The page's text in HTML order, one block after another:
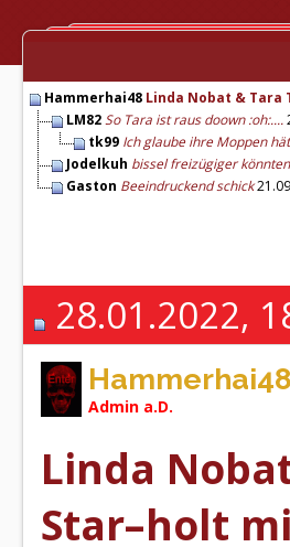
Hammerhai48 Linda Nobat & Tara
LM82So Tara ist raus doown :oh:....
tk99 Ich glaube ihre Moppen
Jodelkuh bissel freizügiger
Gaston Beeindruckend schick
28.01.2022,
Hammerhai48
Admin a.D.
Linda
Star–holt